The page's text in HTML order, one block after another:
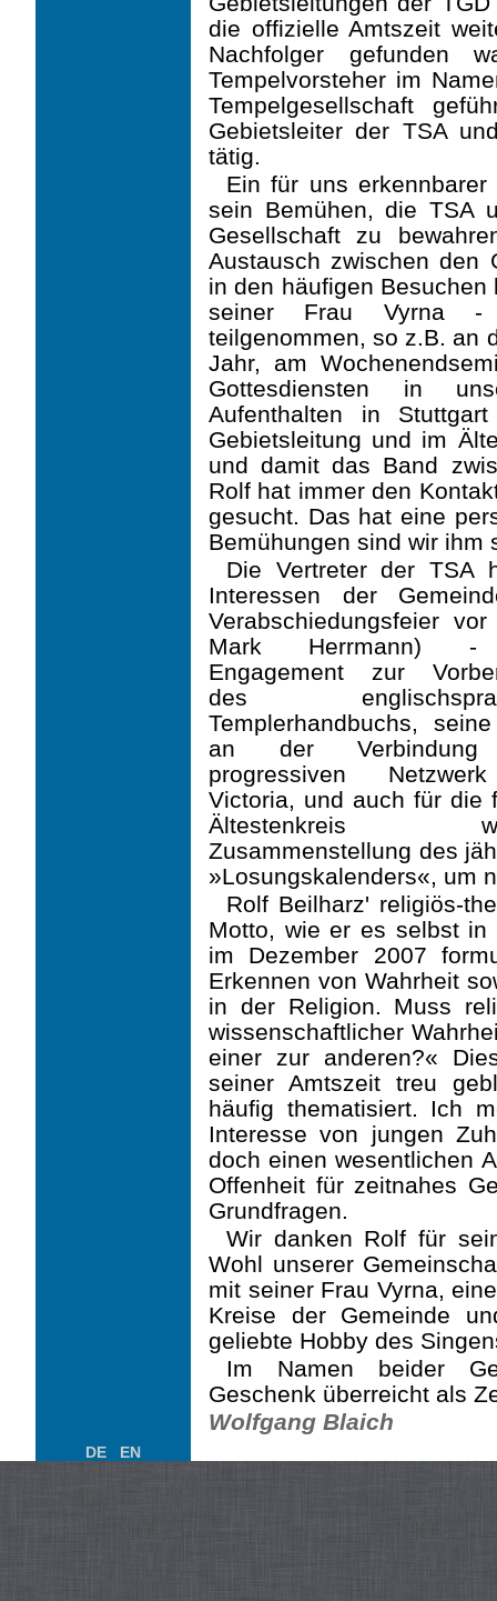
die offizielle Amtszeit
Nachfolger gefunden
Tempelvorsteher im
Tempelgesellschaft
Gebietsleiter der TSA
tätig.
Ein für uns
sein Bemühen, die TSA
Gesellschaft zu
Austausch zwischen den
in den häufigen
seiner Frau Vyrna -
teilgenommen, so z.B. an
Jahr, am
Gottesdiensten in
Aufenthalten in
Gebietsleitung und im
und damit das Band
Rolf hat immer den
gesucht. Das hat eine
Bemühungen sind wir ihm
Die Vertreter der TSA
Interessen der
Verabschiedungsfeier
Mark
Engagement zur
des
Templerhandbuchs,
an der
progressiven
Victoria, und auch für die
Ältestenkreis
Zusammenstellung des
»Losungskalenders«, um
Rolf Beilharz' religiös-
Motto, wie er es selbst in
im Dezember 2007
Erkennen von Wahrheit
in der Religion. Muss
wissenschaftlicher
einer zur anderen?«
seiner Amtszeit treu
häufig thematisiert. Ich
Interesse von jungen
doch einen wesentlichen
Offenheit für zeitnahes
Grundfragen.
Wir danken Rolf für
Wohl unserer
mit seiner Frau Vyrna,
Kreise der Gemeinde
geliebte Hobby des
Im Namen beider
Geschenk überreicht als
Wolfgang Blaich
DE EN